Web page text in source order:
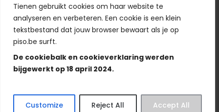
Tienen gebruikt cookies om haar website te
analyseren en verbeteren. Een cookie is een klein
tekstbestand dat jouw browser bewaart als je op
piso.be surft.
De cookiebalk en cookieverklaring werden
bijgewerkt op 18 april 2024.
Customize Reject All Accept All
Veelgestelde vragen